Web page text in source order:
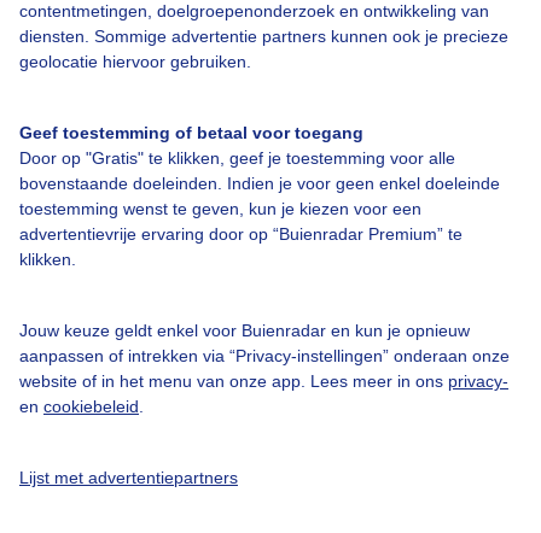
contentmetingen, doelgroepenonderzoek en ontwikkeling van
diensten. Sommige advertentie partners kunnen ook je precieze
geolocatie hiervoor gebruiken.
Geef toestemming of betaal voor toegang
Door op "Gratis" te klikken, geef je toestemming voor alle
bovenstaande doeleinden. Indien je voor geen enkel doeleinde
toestemming wenst te geven, kun je kiezen voor een
advertentievrije ervaring door op “Buienradar Premium” te
klikken.
Jouw keuze geldt enkel voor Buienradar en kun je opnieuw
aanpassen of intrekken via “Privacy-instellingen” onderaan onze
website of in het menu van onze app. Lees meer in ons privacy-
en cookiebeleid
Lijst met advertentiepartners
Veelgestelde vragen
Contact
Gebruikersvoorwaarden
Adverteren
Buienradar Team
Privacy beleid
Privacy instellingen
Gratis weerdata
Buienradar